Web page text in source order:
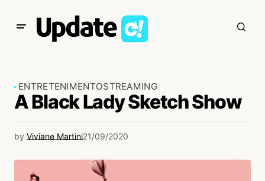
ENTRETENIMENTOSTREAMING
A Black Lady Sketch Show
by Viviane Martini21/09/2020